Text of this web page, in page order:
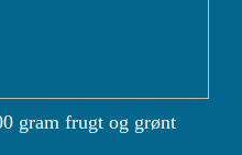
gram frugt og grønt